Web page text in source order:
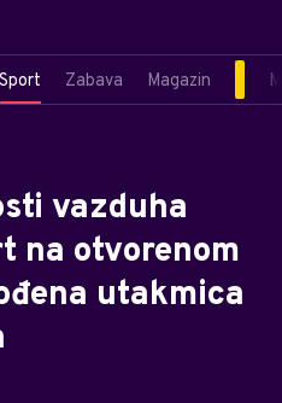
Sport Zabava Magazin
vazduha
na otvorenom
utakmica